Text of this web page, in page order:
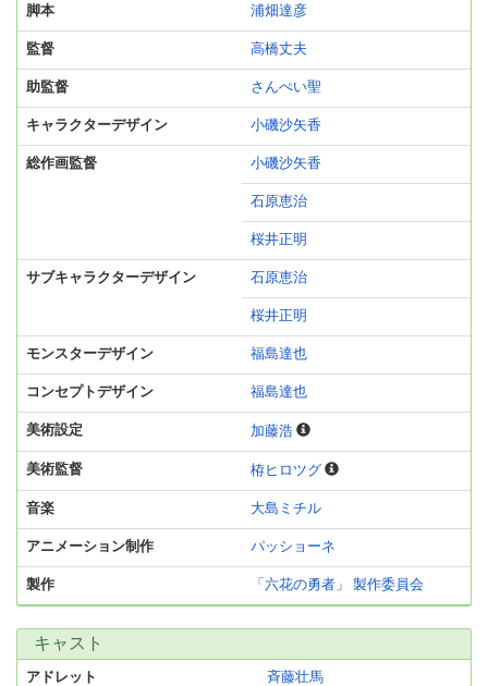
脚本 浦畑達彦
監督 高橋丈夫
助監督 さんぺい聖
キャラクターデザイン 小磯沙矢香
総作画監督 小磯沙矢香
石原恵治
桜井正明
サブキャラクターデザイン 石原恵治
桜井正明
モンスターデザイン 福島達也
コンセプトデザイン 福島達也
美術設定 加藤浩
美術監督 栫ヒロツグ
音楽 大島ミチル
アニメーション制作 パッショーネ
製作 「六花の勇者」 製作委員会
キャスト
アドレット 斉藤壮馬